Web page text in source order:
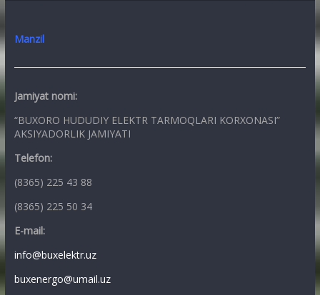
Manzil
Jamiyat nomi:
“BUXORO HUDUDIY ELEKTR TARMOQLARI KORXONASI”
AKSIYADORLIK JAMIYATI
Telefon:
(8365) 225 43 88
(8365) 225 50 34
E-mail:
info@buxelektr.uz
buxenergo@umail.uz